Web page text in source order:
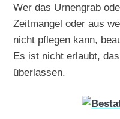
Wer das Urnengrab
Zeitmangel oder aus
nicht pflegen kann,
Es ist nicht erlaubt,
überlassen.